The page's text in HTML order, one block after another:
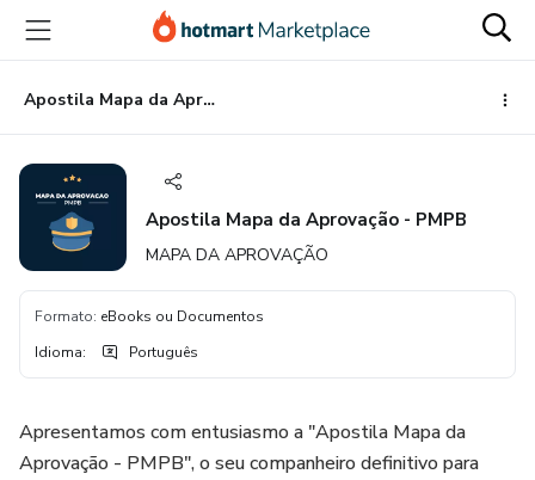
para
conteúdo
principal
para
pagamento
para
rodapé
Apostila Mapa da Aprovação - PMPB
Apostila Mapa da Aprovação - PMPB
MAPA DA APROVAÇÃO
Formato: eBooks ou Documentos
Idioma: Português
Apresentamos com entusiasmo a "Apostila Mapa da
Aprovação - PMPB", o seu companheiro definitivo para